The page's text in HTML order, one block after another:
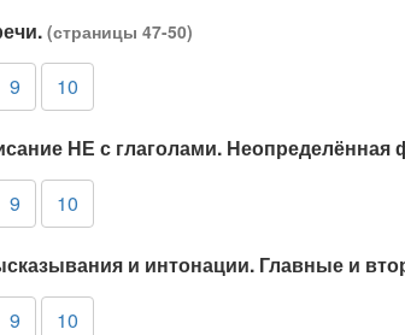
(страницы 47-50)
9 10
НЕ с глаголами. Неопределённая
9 10
и интонации. Главные и
9 10